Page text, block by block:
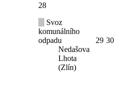
28
Svoz
komunálního
odpadu
Nedašova
Lhota
(Zlín)
29 30